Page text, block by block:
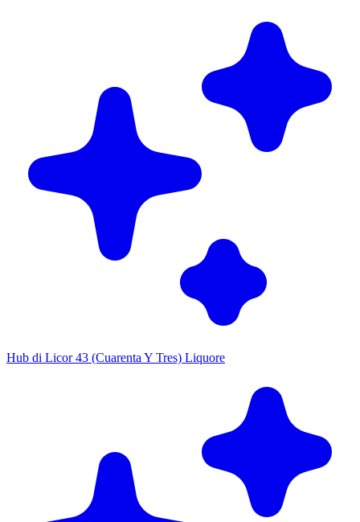
Hub di Licor 43 (Cuarenta Y Tres) Liquore